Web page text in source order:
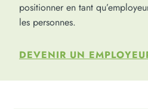
positionner en tant
les personnes.
DEVENIR UN